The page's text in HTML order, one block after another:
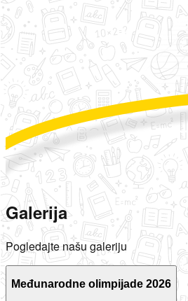
Galerija
Pogledajte našu galeriju
Međunarodne olimpijade 2026